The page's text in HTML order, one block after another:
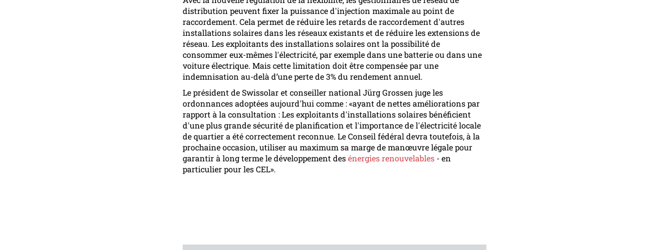
distribution peuvent fixer la puissance d'injection maximale au point de
raccordement. Cela permet de réduire les retards de raccordement d'autres
installations solaires dans les réseaux existants et de réduire les extensions de
réseau. Les exploitants des installations solaires ont la possibilité de
consommer eux-mêmes l'électricité, par exemple dans une batterie ou dans une
voiture électrique. Mais cette limitation doit être compensée par une
indemnisation au-delà d’une perte de 3% du rendement annuel.
Le président de Swissolar et conseiller national Jürg Grossen juge les
ordonnances adoptées aujourd'hui comme : «ayant de nettes améliorations par
rapport à la consultation : Les exploitants d'installations solaires bénéficient
d'une plus grande sécurité de planification et l'importance de l'électricité locale
de quartier a été correctement reconnue. Le Conseil fédéral devra toutefois, à la
prochaine occasion, utiliser au maximum sa marge de manœuvre légale pour
garantir à long terme le développement desénergies renouvelables - en
particulier pour les CEL».